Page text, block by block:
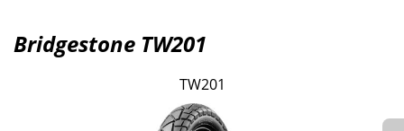
Bridgestone TW201
TW201